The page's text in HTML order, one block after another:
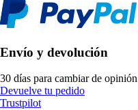
Envío y devolución
30 días para cambiar de opinión
Devuelve tu pedido
Trustpilot